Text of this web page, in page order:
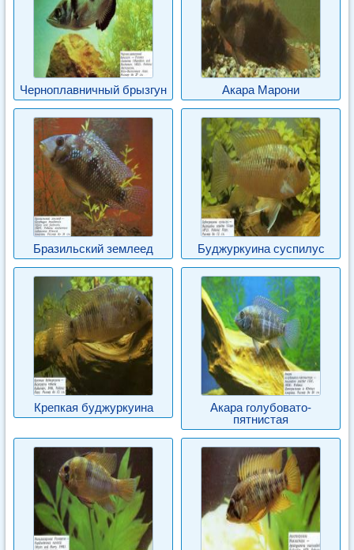
Черноплавничный брызгун Акара Марони
Бразильский землеед Буджуркуина суспилус
Крепкая буджуркуина
Акара голубовато-
пятнистая